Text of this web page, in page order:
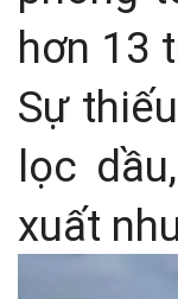
hơn 13
Sự
lọc
xuất